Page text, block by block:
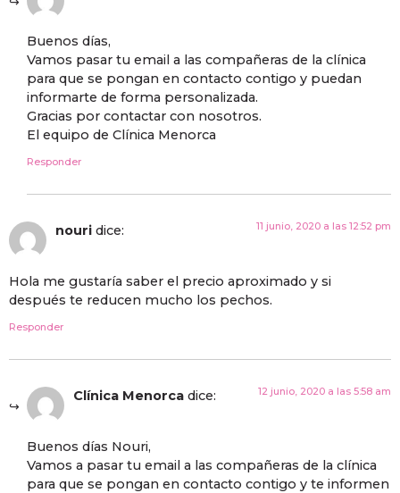
Buenos días,
Vamos pasar tu email a las compañeras de la clínica
para que se pongan en contacto contigo y puedan
informarte de forma personalizada.
Gracias por contactar con nosotros.
El equipo de Clínica Menorca
Responder
nouri dice: 11 junio, 2020 a las 12:52 pm
Hola me gustaría saber el precio aproximado y si
después te reducen mucho los pechos.
Responder
Clínica Menorca dice: 12 junio, 2020 a las 5:58 am
Buenos días Nouri,
Vamos a pasar tu email a las compañeras de la clínica
para que se pongan en contacto contigo y te informen